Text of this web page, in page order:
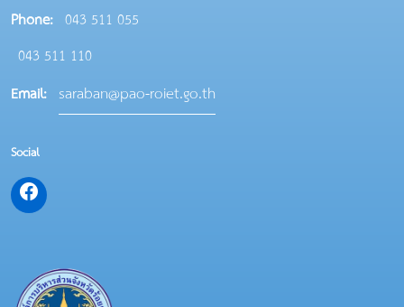
Phone: 043 511 055
043 511 110
Email: saraban@pao-roiet.go.th
Social